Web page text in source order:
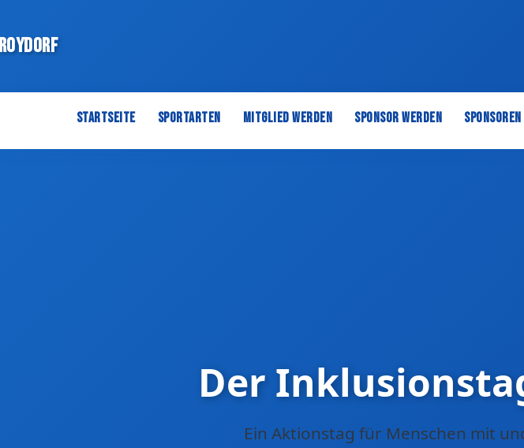
Startseite Sportarten Mitglied werden Sponsor werden Sponsoren
Der
Ein Aktionstag für Menschen mit